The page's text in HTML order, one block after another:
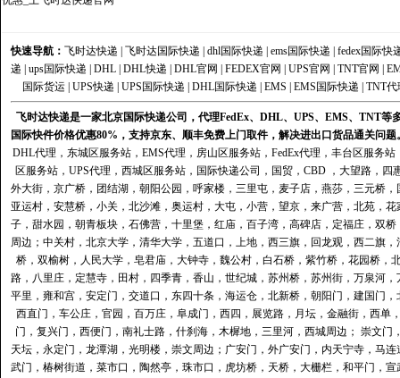
快速导航： 飞时达快递 飞时达国际快递 dhl国际快递 ems国际快递
fedex国际快
递
ups国际快递 DHL DHL快递 DHL官网 FEDEX官网 UPS官网 TNT官网
国际货运| UPS快递 UPS国际快递 DHL国际快递 EMS EMS国际快递 TNT代
飞时达快递是一家北京国际快递公司，代理FedEx、DHL、UPS、EMS、TNT
国际快件价格优惠80%，支持京东、顺丰免费上门取件，解决进出口货品通关问题
DHL代理 ， 东城区服务站 ， EMS代理 ， 房山区服务站 ， FedEx代理 ， 丰台区服务站
区服务站， UPS代理 ， 西城区服务站， 国际快递公司 ，国贸，CBD ，大望路，
外大街，京广桥，团结湖，朝阳公园，呼家楼，三里屯，麦子店，燕莎，三元桥
亚运村，安慧桥，小关，北沙滩，奥运村，大屯，小营，望京，来广营，北苑，
子，甜水园，朝青板块，石佛营，十里堡，红庙，百子湾，高碑店，定福庄，双
周边；中关村，北京大学，清华大学，五道口，上地，西三旗，回龙观，西二旗
桥，双榆树，人民大学，皂君庙，大钟寺，魏公村，白石桥，紫竹桥，花园桥
路，八里庄，定慧寺，田村，四季青，香山，世纪城，苏州桥，苏州街，万泉河
平里，雍和宫，安定门，交道口，东四十条，海运仓，北新桥，朝阳门，建国门
西直门，车公庄，官园，百万庄，阜成门，西四，展览路，月坛，金融街，西
门，复兴门，西便门，南礼士路，什刹海，木樨地，三里河，西城周边； 崇文
天坛，永定门，龙潭湖，光明楼，崇文周边；广安门，外广安门，内天宁寺，马
武门，椿树街道，菜市口，陶然亭，珠市口，虎坊桥，天桥，大栅栏，和平门，